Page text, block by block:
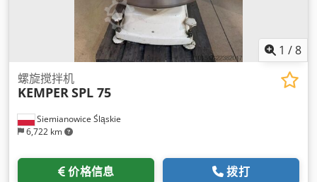
1 /8
Siemianowice Śląskie
6,722 km
螺旋搅拌机
KEMPERSPL 75
价格信息 拨打